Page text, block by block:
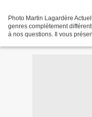
Photo Martin Lagardère
genres complètement
à nos questions. Il vous